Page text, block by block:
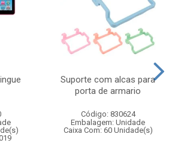
Suporte com alcas para
porta de armario
Código: 830624
Embalagem: Unidade
Caixa Com: 60 Unidade(s)